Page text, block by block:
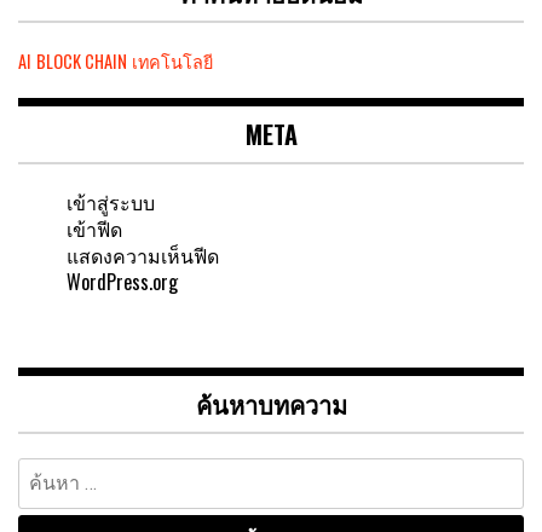
AI BLOCK CHAIN เทคโนโลยี
META
เข้าสู่ระบบ
เข้าฟีด
แสดงความเห็นฟีด
WordPress.org
ค้นหาบทความ
ค้นหา
สำหรับ: